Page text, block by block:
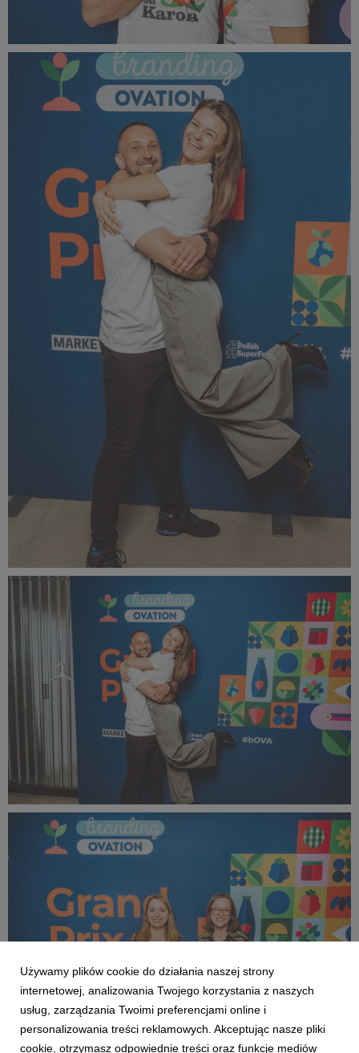
bOVA 2024 (47).jpg
333 KB
bOVA 2024 (48).jpg
326 KB
bOVA 2024 (49).jpg
365 KB
Używamy plików cookie do działania naszej strony
internetowej, analizowania Twojego korzystania z naszych
usług, zarządzania Twoimi preferencjami online i
personalizowania treści reklamowych. Akceptując nasze pliki
cookie, otrzymasz odpowiednie treści oraz funkcje mediów